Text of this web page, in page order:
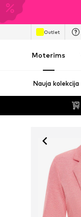
Outlet
Moterims
Nauja kolekcija